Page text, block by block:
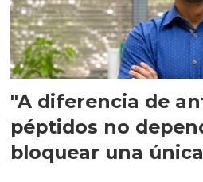
"A diferencia de
péptidos no
bloquear una